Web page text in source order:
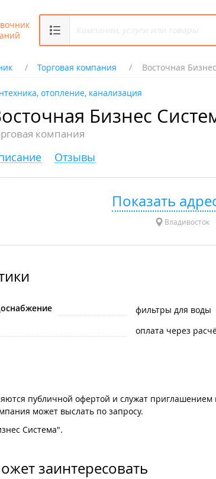
Торговая компания Восточная
отопление, канализация
Бизнес
компания
Отзывы
Показать
Владивосток
фильтры для воды
оплата через
публичной офертой и служат приглашением
может выслать по запросу.
Система".
заинтересовать